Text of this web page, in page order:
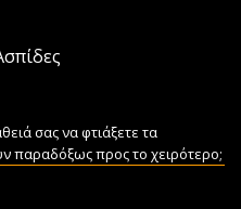
σας να φτιάξετε τα
παραδόξως προς το χειρότερο;